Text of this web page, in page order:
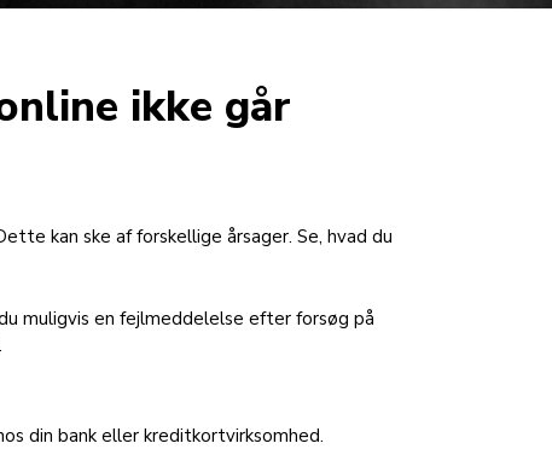
ikke går
kan ske af forskellige årsager. Se, hvad du
muligvis en fejlmeddelelse efter forsøg på
din bank eller kreditkortvirksomhed.